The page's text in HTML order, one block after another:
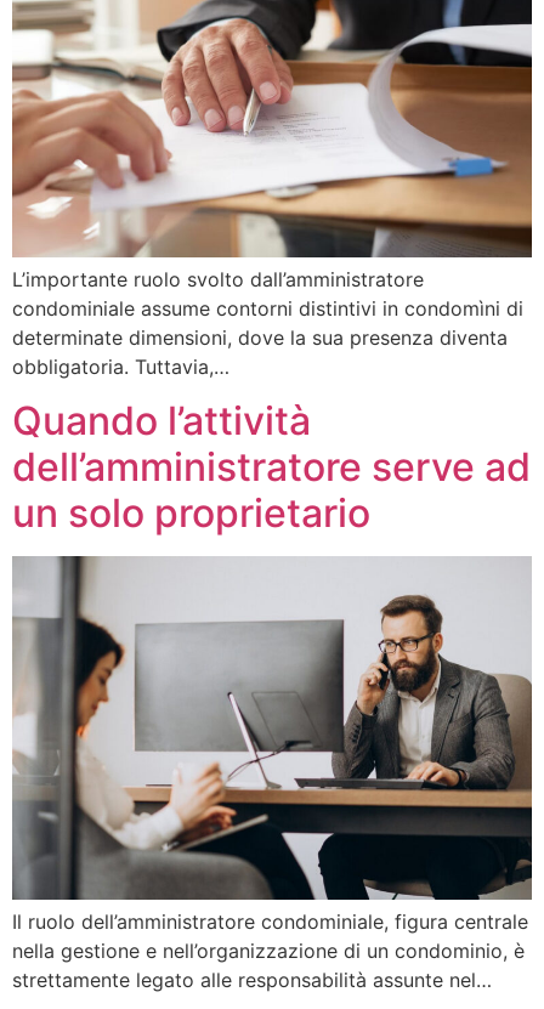
L’importante ruolo svolto dall’amministratore
condominiale assume contorni distintivi in condomìni di
determinate dimensioni, dove la sua presenza diventa
obbligatoria. Tuttavia,…
Quando l’attività
dell’amministratore serve ad
un solo proprietario
Il ruolo dell’amministratore condominiale, figura centrale
nella gestione e nell’organizzazione di un condominio, è
strettamente legato alle responsabilità assunte nel…